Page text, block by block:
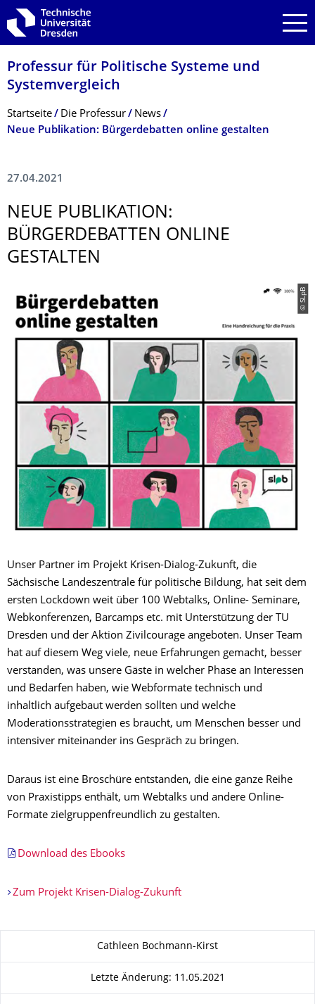
Zur Hauptnavigation springen
Zur Suche springen
Zum Inhalt springen
Professur für Politische Systeme und
Systemvergleich
Breadcrumb-Menü
Startseite Die Professur
News
Neue Publikation: Bürgerdebatten online gestalten
27.04.2021
NEUE PUBLIKATION:
BÜRGERDEBATTEN ONLINE
GESTALTEN
© SLpB
Unser Partner im Projekt Krisen-Dialog-Zukunft, die
Sächsische Landeszentrale für politische Bildung, hat seit dem
ersten Lockdown weit über 100 Webtalks, Online- Seminare,
Webkonferenzen, Barcamps etc. mit Unterstützung der TU
Dresden und der Aktion Zivilcourage angeboten. Unser Team
hat auf diesem Weg viele, neue Erfahrungen gemacht, besser
verstanden, was unsere Gäste in welcher Phase an Interessen
und Bedarfen haben, wie Webformate technisch und
inhaltlich aufgebaut werden sollten und welche
Moderationsstrategien es braucht, um Menschen besser und
intensiver miteinander ins Gespräch zu bringen.
Daraus ist eine Broschüre entstanden, die eine ganze Reihe
von Praxistipps enthält, um Webtalks und andere Online-
Formate zielgruppenfreundlich zu gestalten.
Download des Ebooks
Zum Projekt Krisen-Dialog-Zukunft
Zu dieser SeiteCathleen Bochmann-Kirst
Letzte Änderung: 11.05.2021